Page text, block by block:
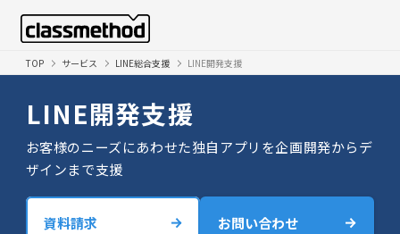
TOP サービス LINE総合支援 LINE開発支援
LINE開発支援
お客様のニーズにあわせた独自アプリを企画開発からデ
ザインまで支援
資料請求 お問い合わせ